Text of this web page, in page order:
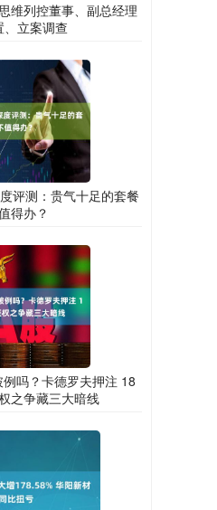
维列控董事、副总经理
、立案调查
评测：贵气十足的套餐
得办？
吗？卡德罗夫押注 18
之争藏三大暗线